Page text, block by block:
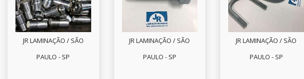
JR LAMINAÇÃO / SÃO
PAULO - SP
JR LAMINAÇÃO / SÃO
PAULO - SP
JR LAMINAÇÃO / SÃO
PAULO - SP